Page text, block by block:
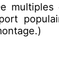
multiples